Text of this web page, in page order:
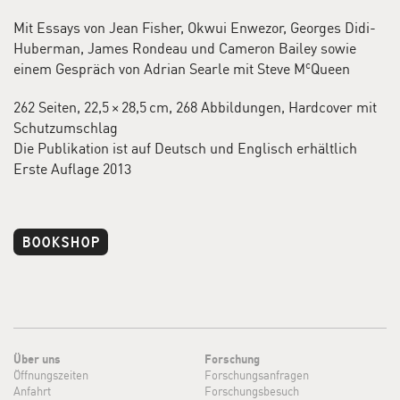
is always the key to bring people
inside the work.
Ein grundlegendes Merkmal aller Werke des Künstlers
sind die spezifischen und höchst präzisen Anweisungen
für die Installationen. Die Projektionsart, die Grösse und
entfalten kann. Auch die Entscheidung, ob die Arbeit als
kontinuierliche Projektion oder als kinoähnliche
neuen Regeln experimentiert. Steve M
Gelegenheit einer erstmaligen Überblicksausstellung
Mit Essays von Jean Fisher, Okwui Enwezor, Georges Didi-
Huberman, James Rondeau und Cameron Bailey sowie
einem Gespräch von Adrian Searle mit Steve McQueen
262 Seiten, 22,5 × 28,5 cm, 268 Abbildungen, Hardcover mit
Schutzumschlag
Die Publikation ist auf Deutsch und Englisch erhältlich
Erste Auflage 2013
BOOKSHOP
Über uns
Öffnungszeiten
Anfahrt
Forschung
Forschungsanfragen
Forschungsbesuch